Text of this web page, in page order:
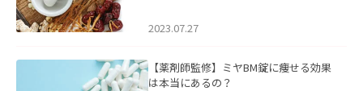
2023.07.27
【薬剤師監修】ミヤBM錠に痩せる効果
は本当にあるの？